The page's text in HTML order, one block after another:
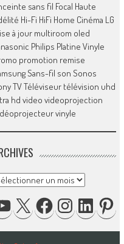
sans fil Focal Haute
Hi-Fi HiFi Home Cinéma LG
à jour multiroom oled
Philips Platine Vinyle
promotion remise
Sans-fil son Sonos
TVTéléviseur télévision uhd
hd video videoprojection
vinyle
YOUTUBE INSTAGRAM